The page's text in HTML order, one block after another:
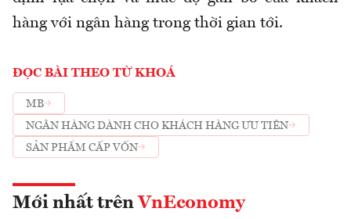
hàng với ngân hàng trong thời gian tới.
ĐỌC BÀI THEO TỪ KHOÁ
MB
NGÂN HÀNG DÀNH CHO KHÁCH HÀNG ƯU TIÊN
SẢN PHẨM CẤP VỐN
Mới nhất trên VnEconomy